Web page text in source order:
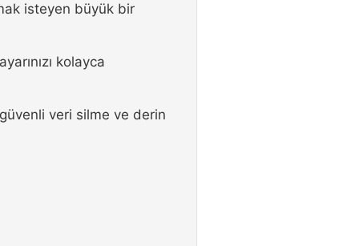
isteyen büyük bir
kolayca
veri silme ve derin